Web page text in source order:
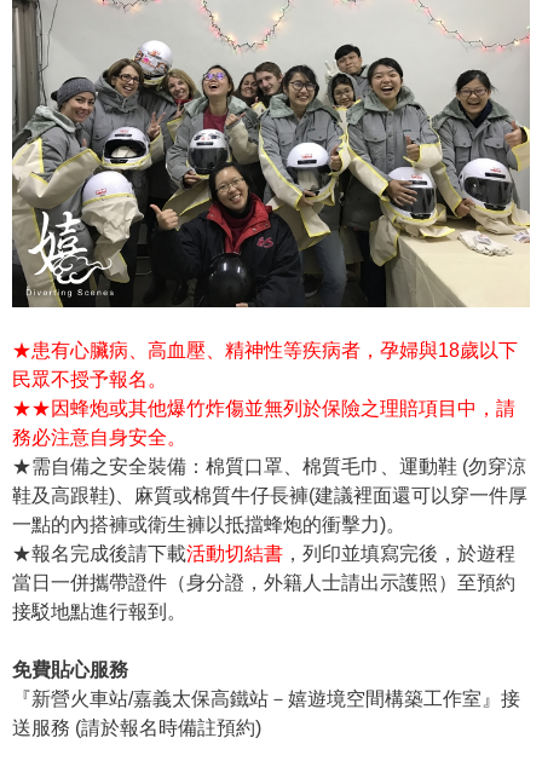
★患有心臟病、高血壓、精神性等疾病者，孕婦與18歲以下
民眾不授予報名。
★★因蜂炮或其他爆竹炸傷並無列於保險之理賠項目中，請
務必注意自身安全。
★需自備之安全裝備：棉質口罩、棉質毛巾、運動鞋 (勿穿涼
鞋及高跟鞋)、麻質或棉質牛仔長褲(建議裡面還可以穿一件厚
一點的內搭褲或衛生褲以抵擋蜂炮的衝擊力)。
★報名完成後請下載活動切結書 ，列印並填寫完後，於遊程
當日一併攜帶證件（身分證，外籍人士請出示護照）至預約
接駁地點進行報到。
免費貼心服務
『新營火車站/嘉義太保高鐵站－嬉遊境空間構築工作室』接
送服務 (請於報名時備註預約)